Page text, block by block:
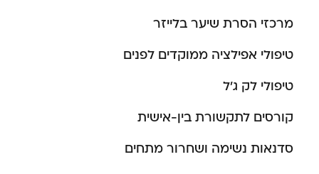
מרכזי הסרת שיער בלייזר
טיפולי אפילציה ממוקדים לפנים
טיפולי לק ג’ל
קורסים לתקשורת בין-אישית
סדנאות נשימה ושחרור מתחים